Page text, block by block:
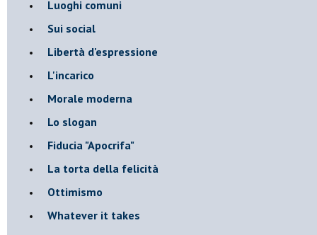
Luoghi comuni
Sui social
Libertà d'espressione
L'incarico
Morale moderna
Lo slogan
Fiducia "Apocrifa"
La torta della felicità
Ottimismo
Whatever it takes